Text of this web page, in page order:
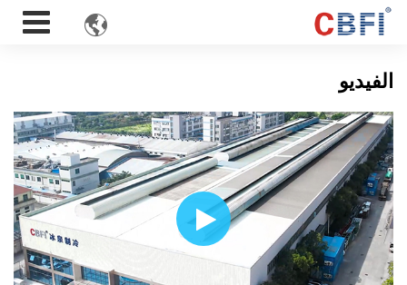

الفيديو